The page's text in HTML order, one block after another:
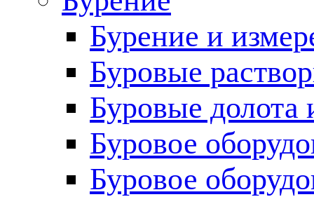
Бурение и
Буровые
Буровые долота
Буровое
Буровое